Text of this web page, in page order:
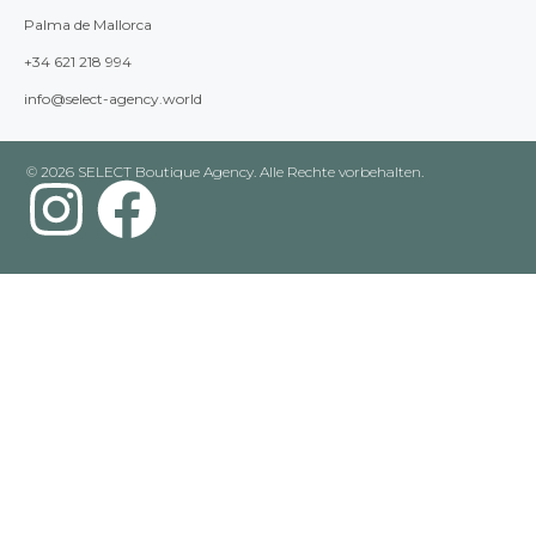
Palma de Mallorca
+34 621 218 994
info@select-agency.world
© 2026 SELECT Boutique Agency. Alle Rechte vorbehalten.